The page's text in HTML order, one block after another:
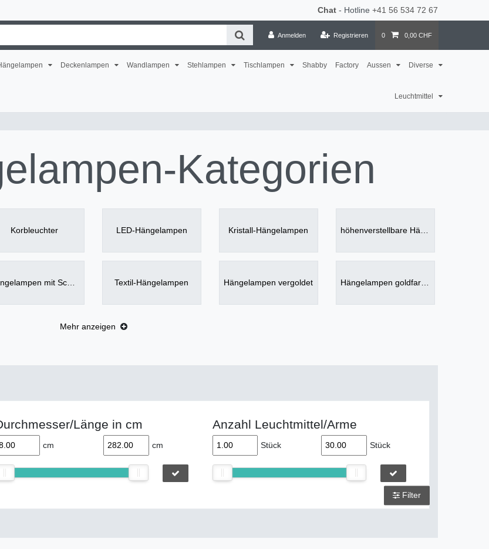
Chat - Hotline +41 56 534 72 67
Anmelden Registrieren 0 0,00 CHF
Deckenlampen Wandlampen Stehlampen Tischlampen Shabby Factory Aussen Diverse
Leuchtmittel
Kategorien
Korbleuchter LED-Hängelampen Kristall-Hängelampen höhenverstellbare Hängelampen
Hängelampen mit Schirm Textil-Hängelampen Hängelampen vergoldet Hängelampen goldfarben
Mehr anzeigen
Länge in cm
cm cm
Anzahl Leuchtmittel/Arme
Stück Stück
Filter